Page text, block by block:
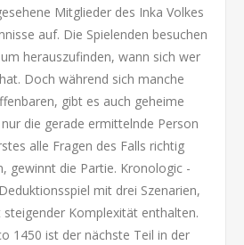
Mitglieder des Inka Volkes
auf. Die Spielenden besuchen
herauszufinden, wann sich wer
Doch während sich manche
gibt es auch geheime
die gerade ermittelnde Person
alle Fragen des Falls richtig
gewinnt die Partie. Kronologic -
mit drei Szenarien,
Komplexität enthalten.
1450 ist der nächste Teil in der